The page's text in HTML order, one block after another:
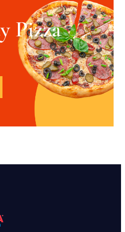
Pizza